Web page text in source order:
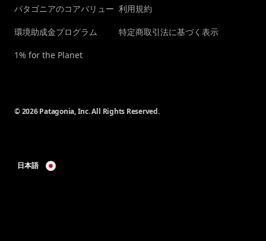
パタゴニアのコアバリュー
環境助成金プログラム
1% for the Planet
利用規約
特定商取引法に基づく表示
© 2026 Patagonia, Inc. All Rights Reserved.
日本語